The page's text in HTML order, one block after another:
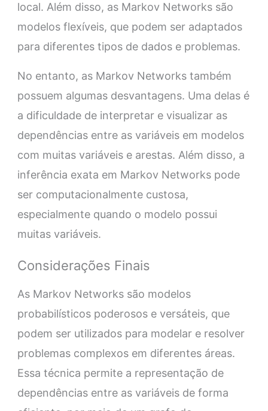
local. Além disso, as Markov Networks são
modelos flexíveis, que podem ser adaptados
para diferentes tipos de dados e problemas.
No entanto, as Markov Networks também
possuem algumas desvantagens. Uma delas é
a dificuldade de interpretar e visualizar as
dependências entre as variáveis em modelos
com muitas variáveis e arestas. Além disso, a
inferência exata em Markov Networks pode
ser computacionalmente custosa,
especialmente quando o modelo possui
muitas variáveis.
Considerações Finais
As Markov Networks são modelos
probabilísticos poderosos e versáteis, que
podem ser utilizados para modelar e resolver
problemas complexos em diferentes áreas.
Essa técnica permite a representação de
dependências entre as variáveis de forma